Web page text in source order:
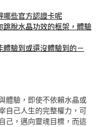
哪些官方認證卡呢
跳脫水晶功效的框架，體驗
體驗到或還沒體驗到的－
體驗，即使不依賴水晶或
自己人生的完整權力，可
己，邁向靈魂目標，而這